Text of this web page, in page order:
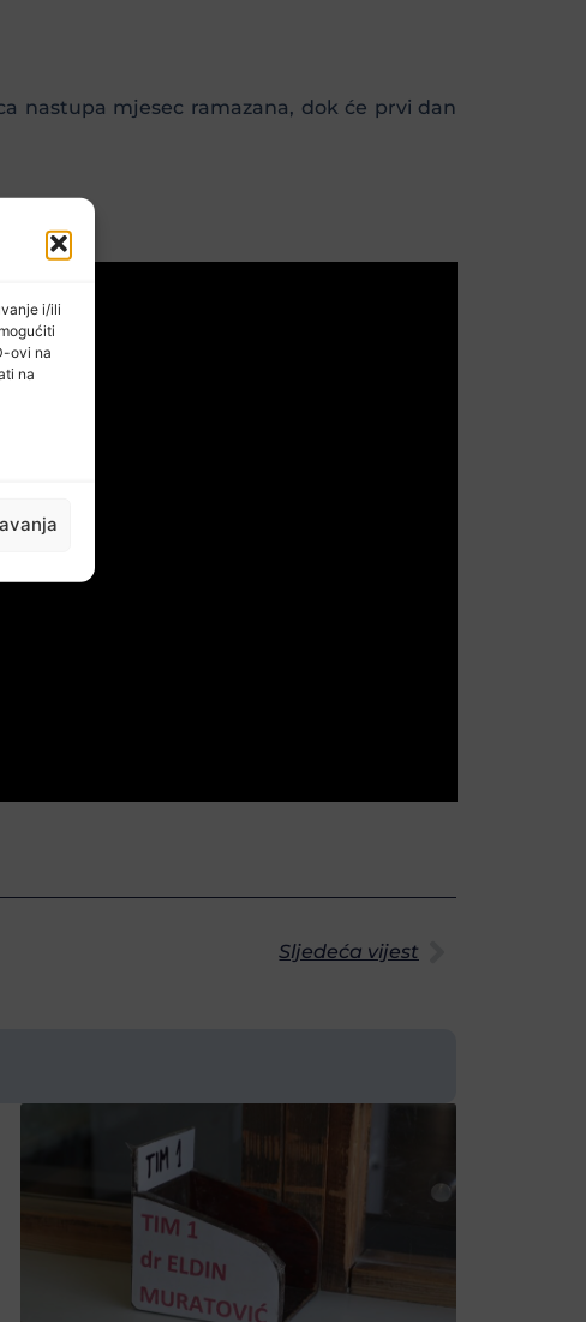
i/ili
ovi na
na
nastupa mjesec ramazana, dok će prvi dan
Sljedeća vijest